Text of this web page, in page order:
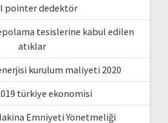
pointer dedektör
tesislerine kabul edilen
atıklar
kurulum maliyeti 2020
türkiye ekonomisi
Emniyeti Yönetmeliği